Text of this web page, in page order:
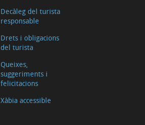
Decàleg del turista
responsable
Drets i obligacions
del turista
Queixes,
suggeriments i
felicitacions
Xàbia accessible